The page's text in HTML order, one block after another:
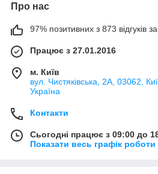
Про нас
97% позитивних з 873 відгуків за
Працює з 27.01.2016
м. Київ
вул. Чистяківська, 2А, 03062,
Україна
Контакти
Сьогодні працює з 09:00 до
Показати весь графік роботи